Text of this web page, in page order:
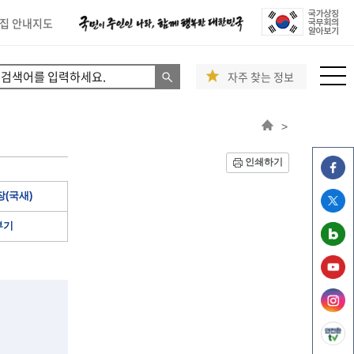
안내지도
자주 찾는 정보
>
인쇄하기
(국새)